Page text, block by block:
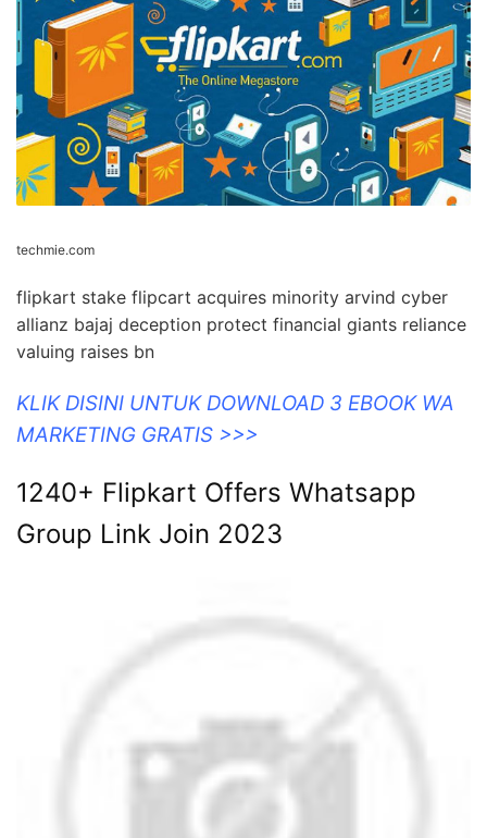
techmie.com
flipkart stake flipcart acquires minority arvind cyber
allianz bajaj deception protect financial giants reliance
valuing raises bn
KLIK DISINI UNTUK DOWNLOAD 3 EBOOK WA
MARKETING GRATIS >>>
1240+ Flipkart Offers Whatsapp
Group Link Join 2023